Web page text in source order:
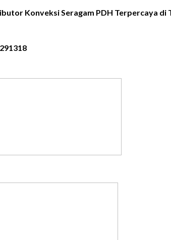
Konveksi Seragam PDH Terpercaya di